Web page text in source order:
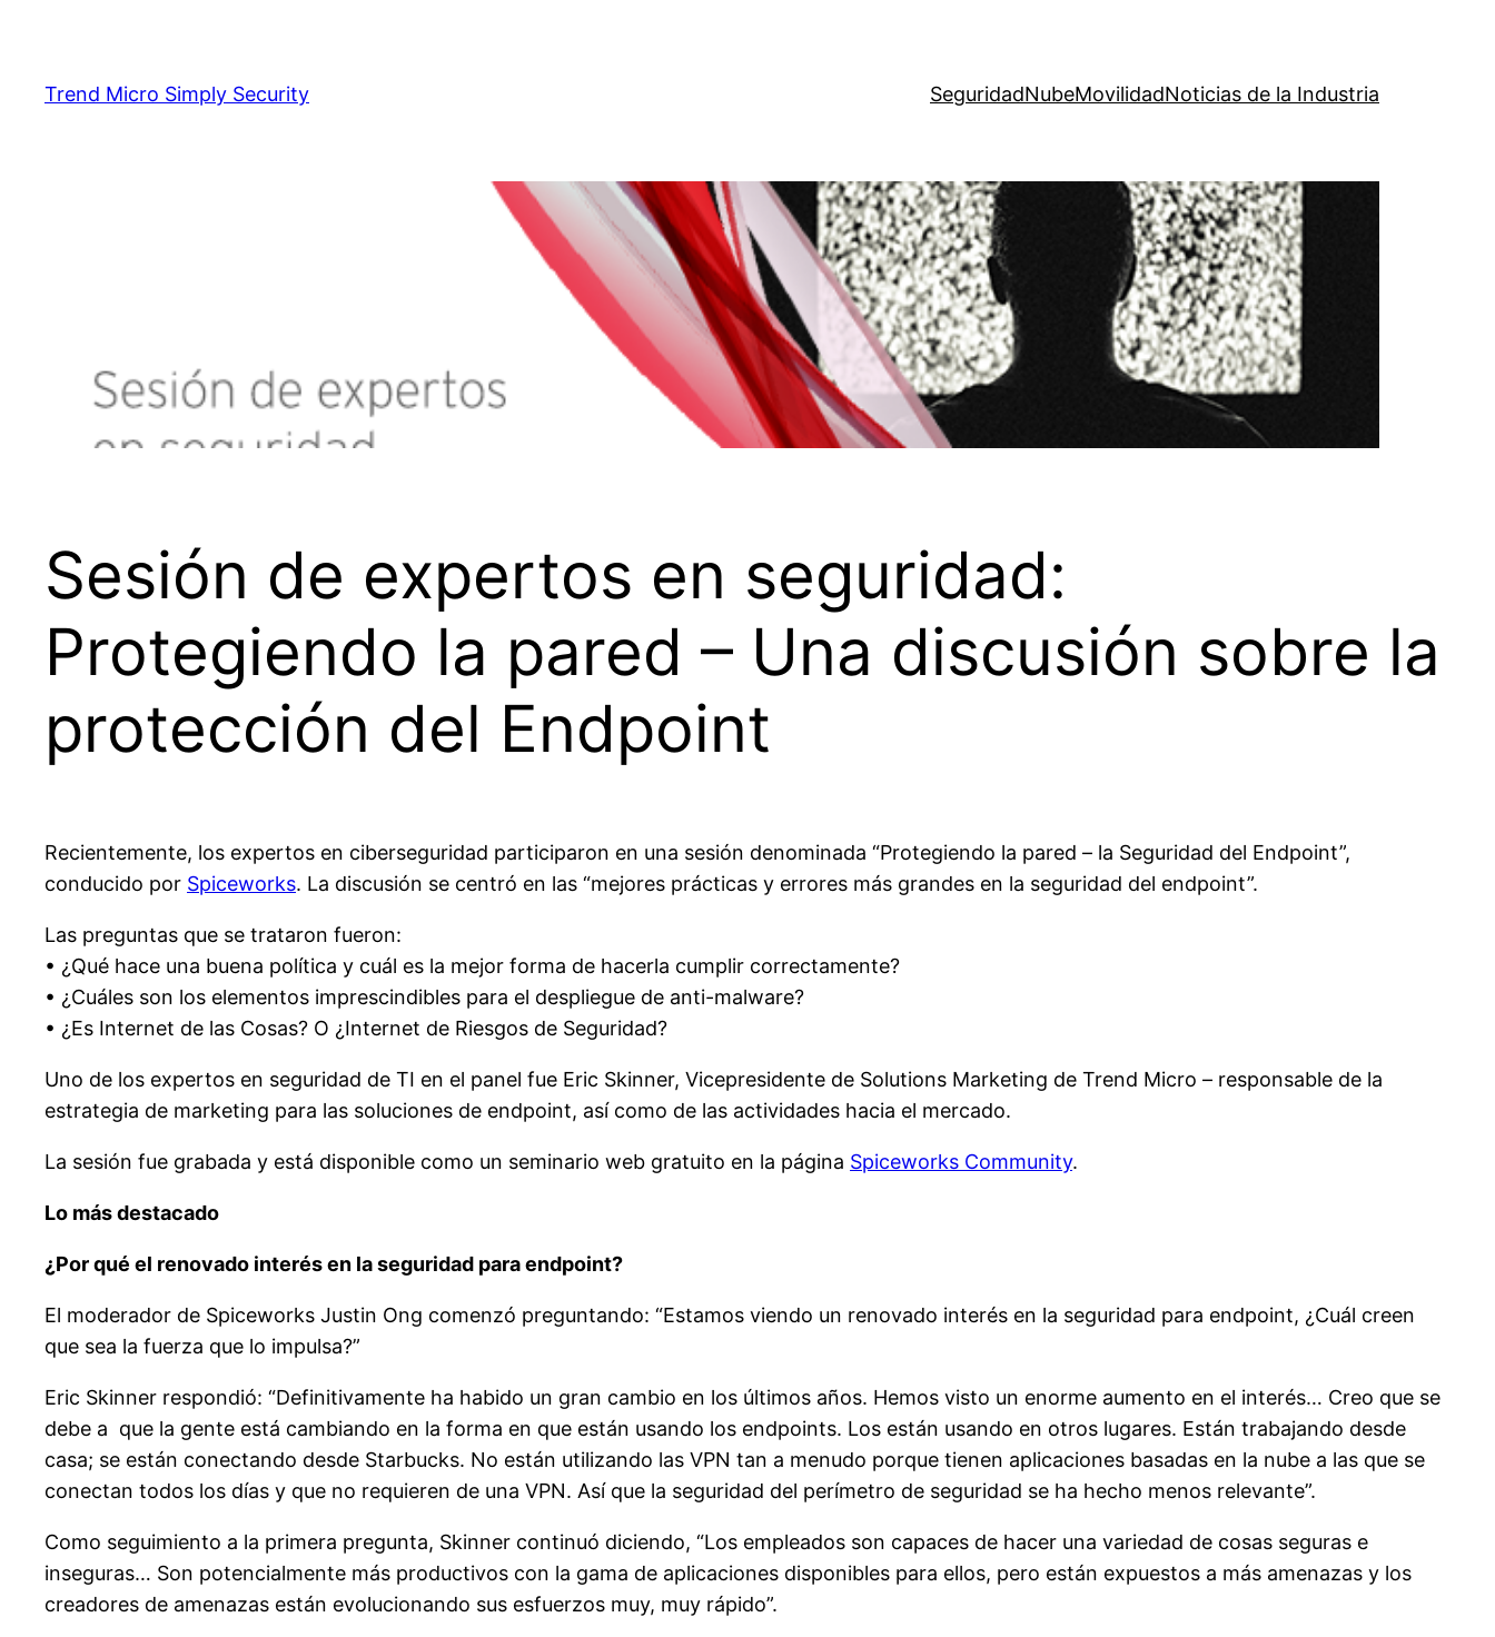
content
Trend Micro Simply Security SeguridadNubeMovilidadNoticias de la Industria
Sesión de expertos en seguridad:
Protegiendo la pared – Una discusión sobre la
protección del Endpoint
Recientemente, los expertos en ciberseguridad participaron en una sesión denominada “Protegiendo la pared – la Seguridad del Endpoint”,
conducido por Spiceworks. La discusión se centró en las “mejores prácticas y errores más grandes en la seguridad del endpoint”.
Las preguntas que se trataron fueron:
• ¿Qué hace una buena política y cuál es la mejor forma de hacerla cumplir correctamente?
• ¿Cuáles son los elementos imprescindibles para el despliegue de anti-malware?
• ¿Es Internet de las Cosas? O ¿Internet de Riesgos de Seguridad?
Uno de los expertos en seguridad de TI en el panel fue Eric Skinner, Vicepresidente de Solutions Marketing de Trend Micro – responsable de la
estrategia de marketing para las soluciones de endpoint, así como de las actividades hacia el mercado.
La sesión fue grabada y está disponible como un seminario web gratuito en la página Spiceworks Community.
Lo más destacado
¿Por qué el renovado interés en la seguridad para endpoint?
El moderador de Spiceworks Justin Ong comenzó preguntando: “Estamos viendo un renovado interés en la seguridad para endpoint, ¿Cuál creen
que sea la fuerza que lo impulsa?”
Eric Skinner respondió: “Definitivamente ha habido un gran cambio en los últimos años. Hemos visto un enorme aumento en el interés… Creo que se
debe a que la gente está cambiando en la forma en que están usando los endpoints. Los están usando en otros lugares. Están trabajando desde
casa; se están conectando desde Starbucks. No están utilizando las VPN tan a menudo porque tienen aplicaciones basadas en la nube a las que se
conectan todos los días y que no requieren de una VPN. Así que la seguridad del perímetro de seguridad se ha hecho menos relevante”.
Como seguimiento a la primera pregunta, Skinner continuó diciendo, “Los empleados son capaces de hacer una variedad de cosas seguras e
inseguras… Son potencialmente más productivos con la gama de aplicaciones disponibles para ellos, pero están expuestos a más amenazas y los
creadores de amenazas están evolucionando sus esfuerzos muy, muy rápido”.